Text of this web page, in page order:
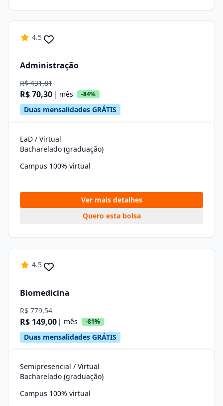
4.5
Administração
R$ 431,81
R$ 70,30 | mês -84%
Duas mensalidades GRÁTIS
EaD / Virtual
Bacharelado (graduação)
Campus 100% virtual
Ver mais detalhes
Quero esta bolsa
4.5
Biomedicina
R$ 779,54
R$ 149,00 | mês -81%
Duas mensalidades GRÁTIS
Semipresencial / Virtual
Bacharelado (graduação)
Campus 100% virtual